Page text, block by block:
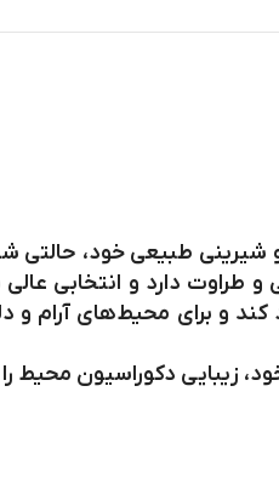
طبیعی خود، حالتی
طراوت دارد و انتخابی
و برای محیط‌های آرام و
زیبایی دکوراسیون محیط